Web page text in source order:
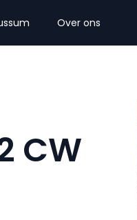
Over ons
CW